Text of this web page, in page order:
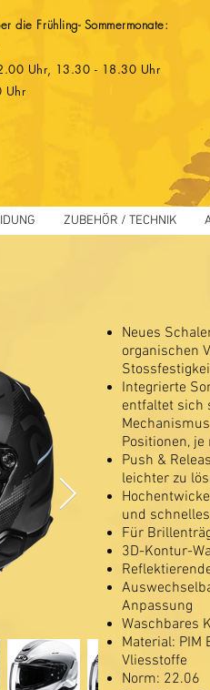
die Frühling- Sommermonate:
Uhr, 13.30 - 18.30 Uhr
Uhr
ZUBEHÖR / TECHNIK
Neues
organischen
Integrierte
entfaltet sich
Positionen,
Push &
leichter zu
und
Für
3D-Kontur-
Anpassung
Waschbares
Material: PIM
Vliesstoffe
Norm: 22.06